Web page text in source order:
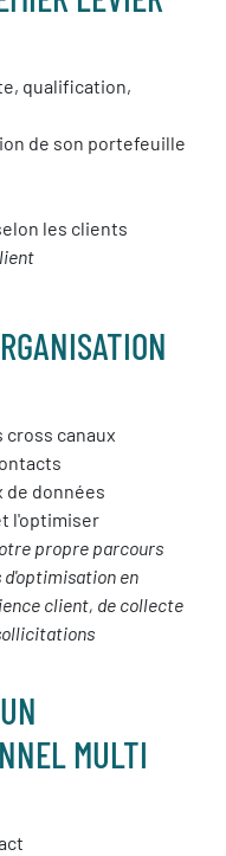
qualification,
de son portefeuille
les clients
canaux
de données
l'optimiser
propre parcours
en
client, de collecte
MULTI